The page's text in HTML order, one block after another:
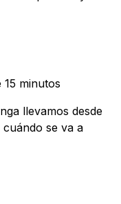
15 minutos
llevamos desde
se va a